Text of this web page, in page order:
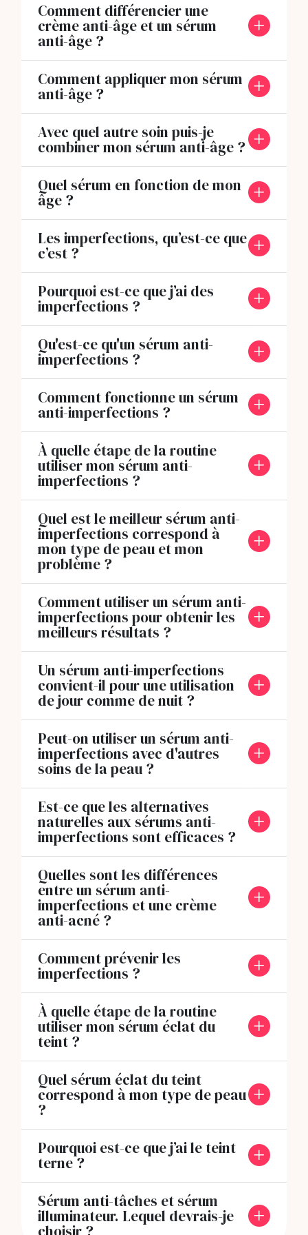
Comment différencier une
crème anti-âge et un sérum
anti-âge ?
Comment appliquer mon sérum
anti-âge ?
Avec quel autre soin puis-je
combiner mon sérum anti-âge ?
Quel sérum en fonction de mon
âge ?
Les imperfections, qu’est-ce que
c’est ?
Pourquoi est-ce que j’ai des
imperfections ?
Qu'est-ce qu'un sérum anti-
imperfections ?
Comment fonctionne un sérum
anti-imperfections ?
À quelle étape de la routine
utiliser mon sérum anti-
imperfections ?
Quel est le meilleur sérum anti-
imperfections correspond à
mon type de peau et mon
problème ?
Comment utiliser un sérum anti-
imperfections pour obtenir les
meilleurs résultats ?
Un sérum anti-imperfections
convient-il pour une utilisation
de jour comme de nuit ?
Peut-on utiliser un sérum anti-
imperfections avec d'autres
soins de la peau ?
Est-ce que les alternatives
naturelles aux sérums anti-
imperfections sont efficaces ?
Quelles sont les différences
entre un sérum anti-
imperfections et une crème
anti-acné ?
Comment prévenir les
imperfections ?
À quelle étape de la routine
utiliser mon sérum éclat du
teint ?
Quel sérum éclat du teint
correspond à mon type de peau
?
Pourquoi est-ce que j’ai le teint
terne ?
Sérum anti-tâches et sérum
illuminateur. Lequel devrais-je